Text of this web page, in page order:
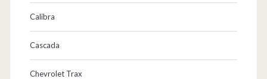
Calibra
Cascada
Chevrolet Trax